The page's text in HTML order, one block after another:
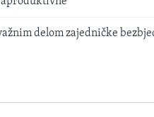
delom zajedničke